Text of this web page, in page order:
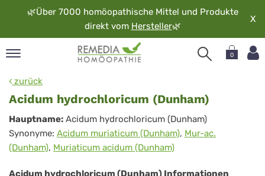
🌿Über 7000 homöopathische Mittel und Produkte
direkt vom Hersteller🌿
X
0
zurück
Acidum hydrochloricum (Dunham)
Acidum
hydrochloricum
(Dunham)
Hauptname: Acidum hydrochloricum (Dunham)
Synonyme: Acidum muriaticum (Dunham), Mur-ac.
(Dunham), Muriaticum acidum (Dunham)
Acidum hydrochloricum (Dunham) Informationen